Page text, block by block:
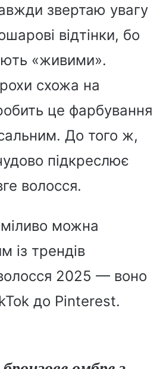
звертаю увагу
відтінки, бо
«живими».
схожа на
це фарбування
До того ж,
підкреслює
волосся.
можна
із трендів
2025 — воно
до Pinterest.